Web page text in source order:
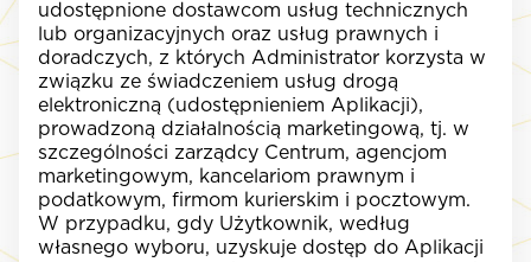
udostępnione dostawcom usług technicznych
lub organizacyjnych oraz usług prawnych i
doradczych, z których Administrator korzysta w
związku ze świadczeniem usług drogą
elektroniczną (udostępnieniem Aplikacji),
prowadzoną działalnością marketingową, tj. w
szczególności zarządcy Centrum, agencjom
marketingowym, kancelariom prawnym i
podatkowym, firmom kurierskim i pocztowym.
W przypadku, gdy Użytkownik, według
własnego wyboru, uzyskuje dostęp do Aplikacji